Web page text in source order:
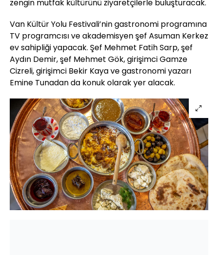
zengin mutfak kültürünü ziyaretçilerle buluşturacak.
Van Kültür Yolu Festivali’nin gastronomi programına
TV programcısı ve akademisyen şef Asuman Kerkez
ev sahipliği yapacak. Şef Mehmet Fatih Sarp, şef
Aydın Demir, şef Mehmet Gök, girişimci Gamze
Cizreli, girişimci Bekir Kaya ve gastronomi yazarı
Emine Tunadan da konuk olarak yer alacak.